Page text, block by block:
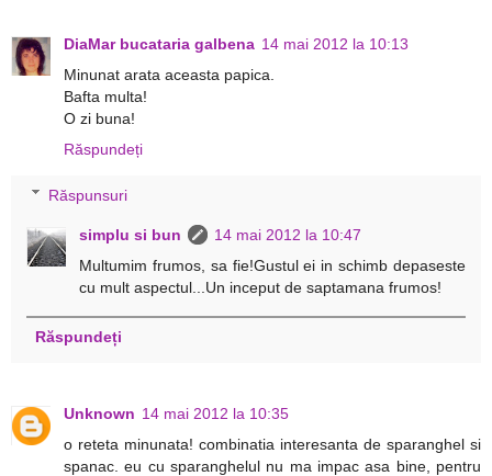
DiaMar bucataria galbena 14 mai 2012 la 10:13
Minunat arata aceasta papica.
Bafta multa!
O zi buna!
Răspundeți
Răspunsuri
simplu si bun
14 mai 2012 la 10:47
Multumim frumos, sa fie!Gustul ei in schimb depaseste
cu mult aspectul...Un inceput de saptamana frumos!
Răspundeți
Unknown 14 mai 2012 la 10:35
o reteta minunata! combinatia interesanta de sparanghel si
spanac. eu cu sparanghelul nu ma impac asa bine, pentru